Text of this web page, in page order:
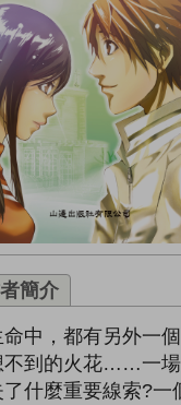
簡介
中，都有另外一
不到的火花……一場
什麼重要線索?